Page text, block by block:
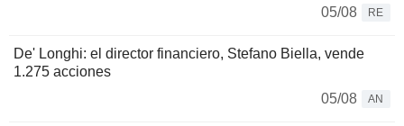
05/08
RE
De' Longhi: el director financiero, Stefano Biella, vende
1.275 acciones
05/08
AN